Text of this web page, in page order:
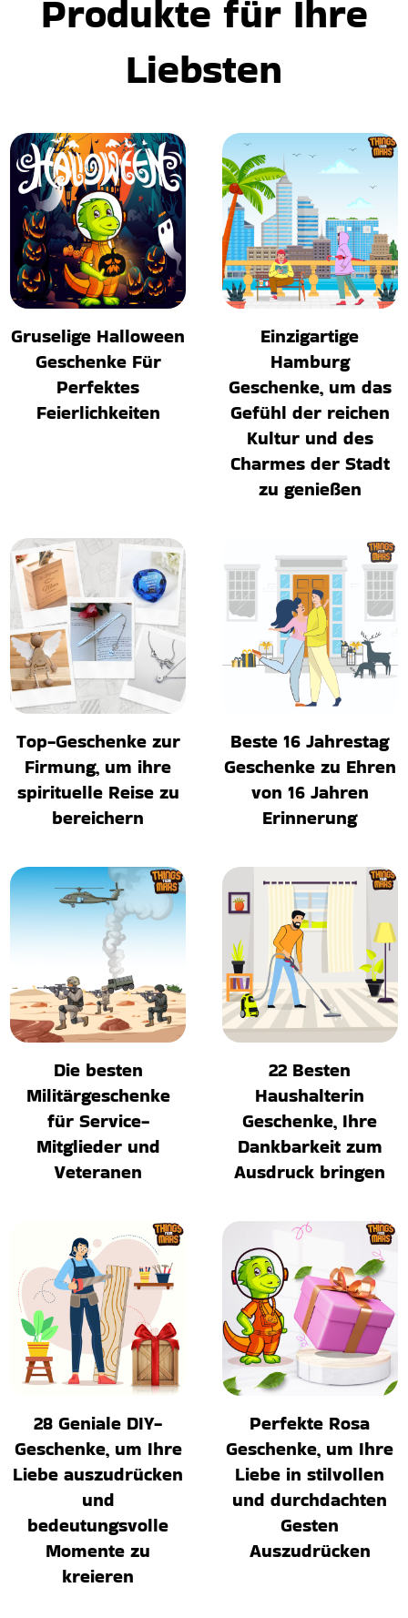
Produkte für Ihre
Liebsten
Gruselige Halloween
Geschenke Für
Perfektes
Feierlichkeiten
Einzigartige
Hamburg
Geschenke, um das
Gefühl der reichen
Kultur und des
Charmes der Stadt
zu genießen
Top-Geschenke zur
Firmung, um ihre
spirituelle Reise zu
bereichern
Beste 16 Jahrestag
Geschenke zu Ehren
von 16 Jahren
Erinnerung
Die besten
Militärgeschenke
für Service-
Mitglieder und
Veteranen
22 Besten
Haushalterin
Geschenke, Ihre
Dankbarkeit zum
Ausdruck bringen
28 Geniale DIY-
Geschenke, um Ihre
Liebe auszudrücken
und
bedeutungsvolle
Momente zu
kreieren
Perfekte Rosa
Geschenke, um Ihre
Liebe in stilvollen
und durchdachten
Gesten
Auszudrücken